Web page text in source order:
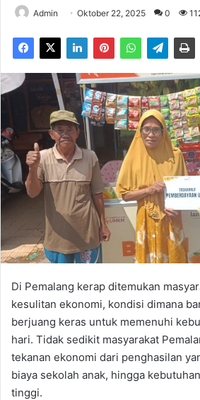
Admin Oktober 22, 2025 0
Di Pemalang kerap ditemukan
kesulitan ekonomi, kondisi dimana
berjuang keras untuk memenuhi
hari. Tidak sedikit masyarakat
tekanan ekonomi dari penghasilan
biaya sekolah anak, hingga
tinggi.